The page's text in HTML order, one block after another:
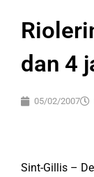
dan 4
05/02/2007
Sint-Gillis –